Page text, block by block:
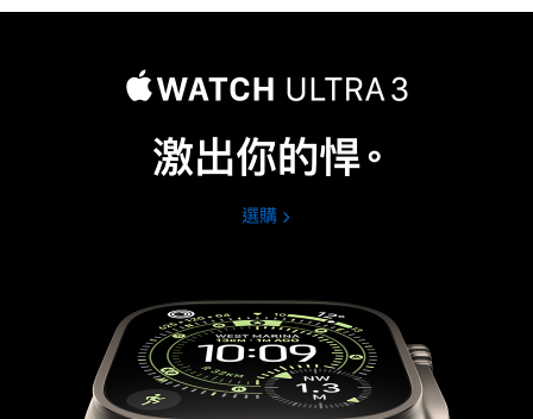
激出你的悍。
選購Apple
3